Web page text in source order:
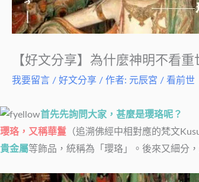
【好文分享】為什麼神明不看
我要留言 / 好文分享 / 作者: 元辰宮 / 看前世
首先先詢問大家，甚麼是瓔珞呢？
瓔珞，又稱華鬘 （追溯佛經中相對應的梵文
貴金屬等飾品，統稱為「瓔珞」。後來又細分